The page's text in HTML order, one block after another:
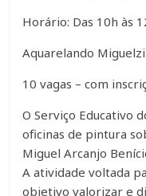
Horário: Das 10h às
Aquarelando
10 vagas – com
O Serviço Educativo
oficinas de pintura
Miguel Arcanjo
A atividade voltada
objetivo valorizar e